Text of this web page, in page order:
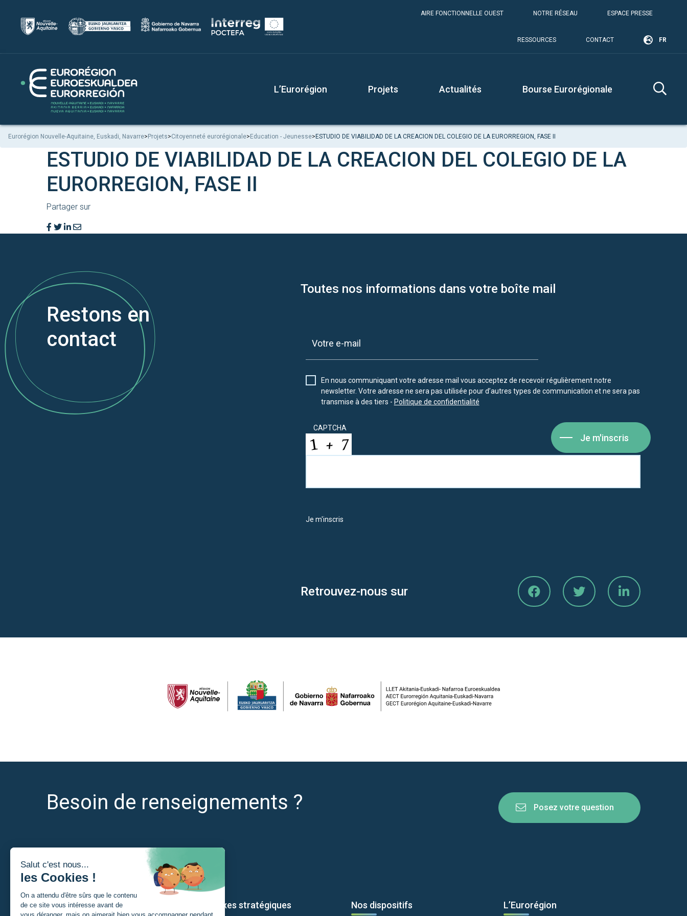
AIRE FONCTIONNELLE OUEST NOTRE RÉSEAU ESPACE PRESSE
RESSOURCES CONTACT FR
L’Eurorégion Projets Actualités Bourse Eurorégionale
Eurorégion Nouvelle-Aquitaine, Euskadi, Navarre>Projets>Citoyenneté eurorégionale>Education - Jeunesse>ESTUDIO DE VIABILIDAD DE LA CREACION DEL COLEGIO DE LA EURORREGION, FASE II
ESTUDIO DE VIABILIDAD DE LA CREACION DEL COLEGIO DE LA
EURORREGION, FASE II
Partager sur
Restons en
contact
Toutes nos informations dans votre boîte mail
En nous communiquant votre adresse mail vous acceptez de recevoir régulièrement notre
newsletter. Votre adresse ne sera pas utilisée pour d’autres types de communication et ne sera pas
transmise à des tiers - Politique de confidentialité
CAPTCHA
Je m'inscris
Je m'inscris
Retrouvez-nous sur
Besoin de renseignements ? Posez votre question
Je suis Nos axes stratégiques Nos dispositifs L’Eurorégion